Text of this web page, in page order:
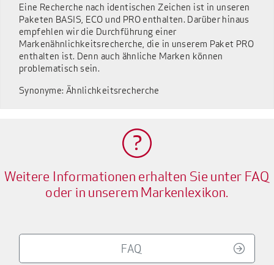
Eine Recherche nach identischen Zeichen ist in unseren
Paketen BASIS, ECO und PRO enthalten. Darüber hinaus
empfehlen wir die Durchführung einer
Markenähnlichkeitsrecherche, die in unserem Paket PRO
enthalten ist. Denn auch ähnliche Marken können
problematisch sein.
Synonyme: Ähnlichkeitsrecherche
Weitere Informationen erhalten Sie unter FAQ
oder in unserem Markenlexikon.
FAQ